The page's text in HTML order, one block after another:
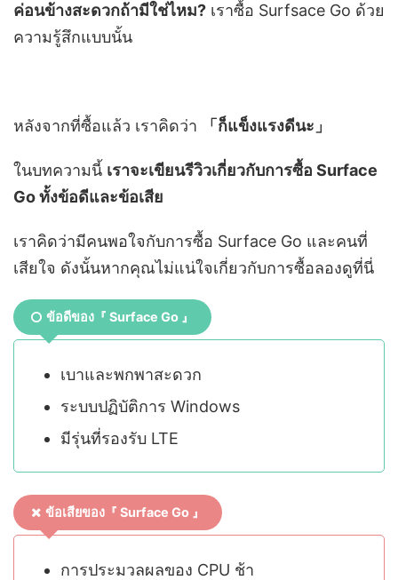
ค่อนข้างสะดวกถ้ามีใช่ไหม? เราซื้อ Surfsace Go ด้วย
ความรู้สึกแบบนั้น
หลังจากที่ซื้อแล้ว เราคิดว่า 「 ก็แข็งแรงดีนะ 」
ในบทความนี้ เราจะเขียนรีวิวเกี่ยวกับการซื้อ Surface
Go ทั้งข้อดีและข้อเสีย
เราคิดว่ามีคนพอใจกับการซื้อ Surface Go และคนที่
เสียใจ ดังนั้นหากคุณไม่แน่ใจเกี่ยวกับการซื้อลองดูที่นี่
ข้อดีของ『 Surface Go 』
เบาและพกพาสะดวก
ระบบปฏิบัติการ Windows
มีรุ่นที่รองรับ LTE
ข้อเสียของ『 Surface Go 』
การประมวลผลของ CPU ช้า